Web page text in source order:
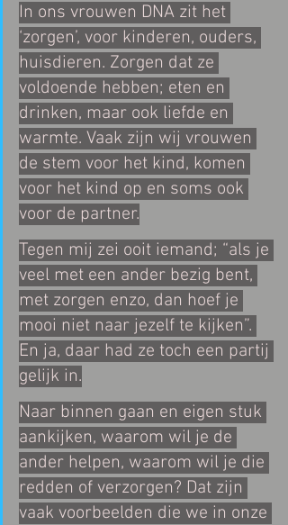
In ons vrouwen DNA zit het
‘zorgen’, voor kinderen, ouders,
huisdieren. Zorgen dat ze
voldoende hebben; eten en
drinken, maar ook liefde en
warmte. Vaak zijn wij vrouwen
de stem voor het kind, komen
voor het kind op en soms ook
voor de partner.
Tegen mij zei ooit iemand; “als je
veel met een ander bezig bent,
met zorgen enzo, dan hoef je
mooi niet naar jezelf te kijken”.
En ja, daar had ze toch een partij
gelijk in.
Naar binnen gaan en eigen stuk
aankijken, waarom wil je de
ander helpen, waarom wil je die
redden of verzorgen? Dat zijn
vaak voorbeelden die we in onze